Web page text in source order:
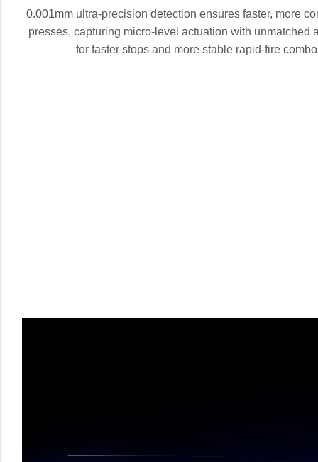
0.001mm ultra-precision detection ensures faster, more
presses, capturing micro-level actuation with unmatched
for faster stops and more stable rapid-fire